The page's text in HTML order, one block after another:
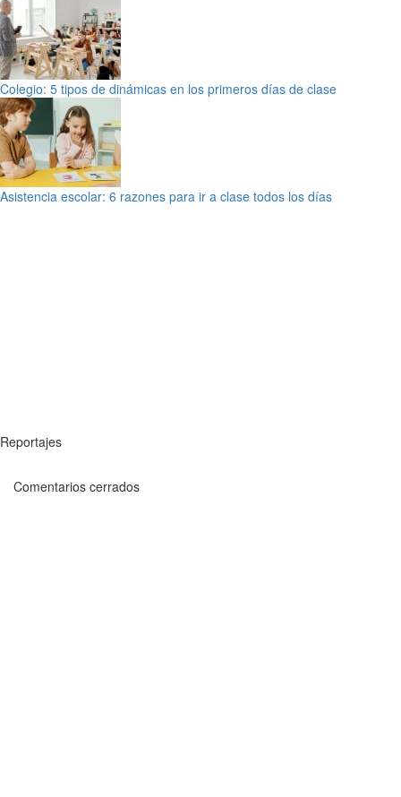
Colegio: 5 tipos de dinámicas en los primeros días de clase
Asistencia escolar: 6 razones para ir a clase todos los días
Reportajes
Comentarios cerrados